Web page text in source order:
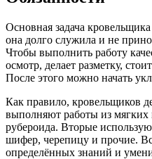
Основная задача
она долго служила и не
Чтобы выполнить работу
осмотр, делает разметку,
После этого можно начать
Как правило, кровельщиков
выполняют работы из мягких
рубероида. Вторые
шифер, черепицу и прочие.
определённых знаний и